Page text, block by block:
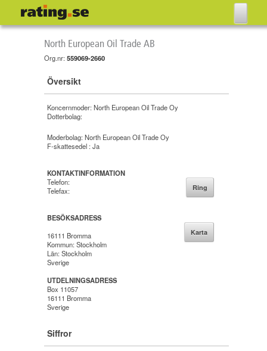
North European Oil Trade AB
Org.nr: 559069-2660
Översikt
Koncernmoder: North European Oil Trade Oy
Dotterbolag:
Moderbolag: North European Oil Trade Oy
F-skattesedel : Ja
KONTAKTINFORMATION
Ring
Telefon:
Telefax:
BESÖKSADRESS
Karta
16111 Bromma
Kommun: Stockholm
Län: Stockholm
Sverige
UTDELNINGSADRESS
Box 11057
16111 Bromma
Sverige
Siffror